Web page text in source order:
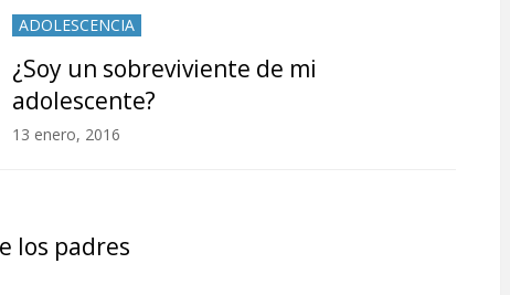
ADOLESCENCIA
¿Soy un sobreviviente de mi
adolescente?
13 enero, 2016
los padres